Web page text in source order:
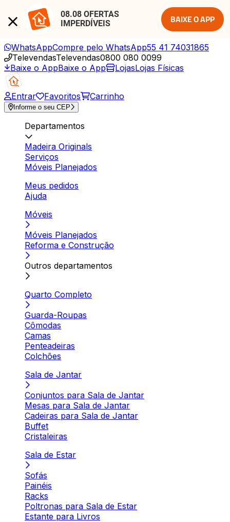
08.08 OFERTAS
IMPERDÍVEIS
BAIXE O APP
WhatsAppCompre pelo WhatsApp55 41 74031865
TelevendasTelevendas0800 080 0099
Baixe o AppBaixe o App LojasLojas Físicas
Entrar Favoritos Carrinho
Informe o seu CEP
Departamentos
Madeira Originals
Serviços
Móveis Planejados
Meus pedidos
Ajuda
Móveis
Móveis Planejados
Reforma e Construção
Outros departamentos
Quarto Completo
Guarda-Roupas
Cômodas
Camas
Penteadeiras
Colchões
Sala de Jantar
Conjuntos para Sala de Jantar
Mesas para Sala de Jantar
Cadeiras para Sala de Jantar
Buffet
Cristaleiras
Sala de Estar
Sofás
Painéis
Racks
Poltronas para Sala de Estar
Estante para Livros